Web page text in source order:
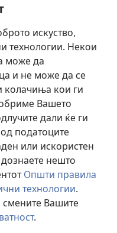
искуство,
технологии. Некои
може да
и не може да се
колачиња кои ги
Вашето
дали ќе ги
податоците
или искористен
нешто
Општи правила
технологии.
Вашите
.
Society of Pennsylvania.
|